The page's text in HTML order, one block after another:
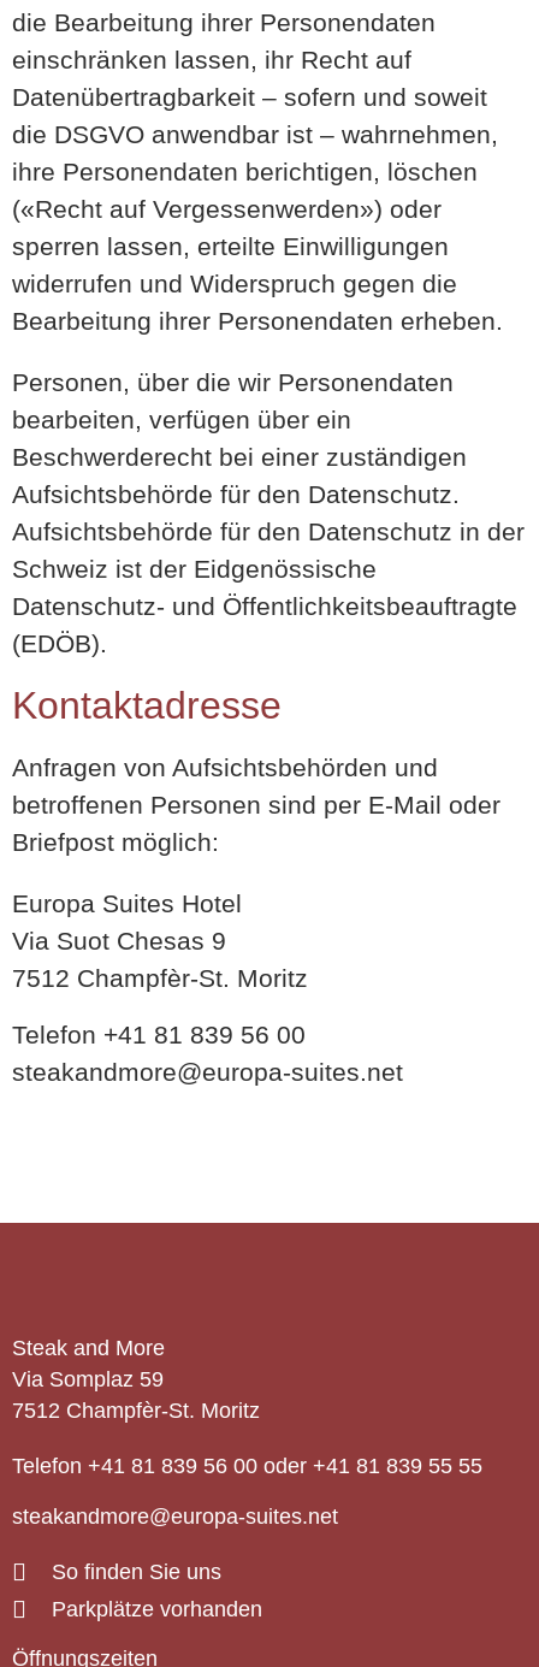
die Bearbeitung ihrer Personendaten
einschränken lassen, ihr Recht auf
Datenübertragbarkeit – sofern und soweit
die DSGVO anwendbar ist – wahrnehmen,
ihre Personendaten berichtigen, löschen
(«Recht auf Vergessenwerden») oder
sperren lassen, erteilte Einwilligungen
widerrufen und Widerspruch gegen die
Bearbeitung ihrer Personendaten erheben.
Personen, über die wir Personendaten
bearbeiten, verfügen über ein
Beschwerderecht bei einer zuständigen
Aufsichtsbehörde für den Datenschutz.
Aufsichtsbehörde für den Datenschutz in der
Schweiz ist der Eidgenössische
Datenschutz- und Öffentlichkeitsbeauftragte
(EDÖB).
Kontaktadresse
Anfragen von Aufsichtsbehörden und
betroffenen Personen sind per E-Mail oder
Briefpost möglich:
Europa Suites Hotel
Via Suot Chesas 9
7512 Champfèr-St. Moritz
Telefon +41 81 839 56 00
steakandmore@europa-suites.net
Steak and More
Via Somplaz 59
7512 Champfèr-St. Moritz
Telefon +41 81 839 56 00 oder +41 81 839 55 55
steakandmore@europa-suites.net
So finden Sie uns
Parkplätze vorhanden
Öffnungszeiten